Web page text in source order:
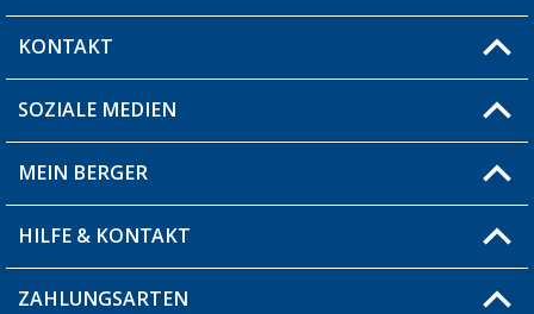
KONTAKT
Du hast eine Frage?
Filiale finden
SOZIALE MEDIEN
MEIN BERGER
Blog
Produkttester
HILFE & KONTAKT
Fragen & Antworten / FAQ
ZAHLUNGSARTEN